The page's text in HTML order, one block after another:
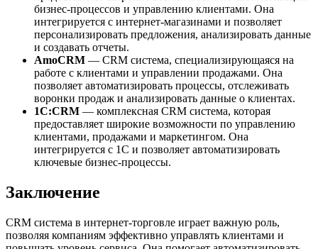
бизнес-процессов и управлению клиентами. Она
интегрируется с интернет-магазинами и позволяет
персонализировать предложения, анализировать данные
и создавать отчеты.
AmoCRM — CRM система, специализирующаяся на
работе с клиентами и управлении продажами. Она
позволяет автоматизировать процессы, отслеживать
воронки продаж и анализировать данные о клиентах.
1C:CRM — комплексная CRM система, которая
предоставляет широкие возможности по управлению
клиентами, продажами и маркетингом. Она
интегрируется с 1С и позволяет автоматизировать
ключевые бизнес-процессы.
Заключение
CRM система в интернет-торговле играет важную роль,
позволяя компаниям эффективно управлять клиентами и